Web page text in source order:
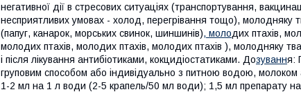
негативної дії в стресових ситуаціях (транспортування,
несприятливих умовах - холод, перегрівання тощо), молодняку
(папуг, канарок, морських свинок, шиншинів), молодих птахів,
молодих птахів, молодих птахів, молодих птахів ), молодняку
і після лікування антибіотиками, кокцидіостатиками. Дозування:
груповим способом або індивідуально з питною водою,
1-2 мл на 1 л води (2-5 крапель/50 мл води); 1,5 мл препарату на